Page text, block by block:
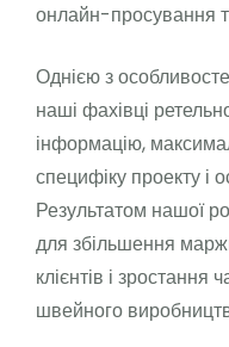
онлайн-просування
Однією з
наші фахівці
інформацію,
специфіку проекту і
Результатом нашої
для збільшення
клієнтів і зростання
швейного